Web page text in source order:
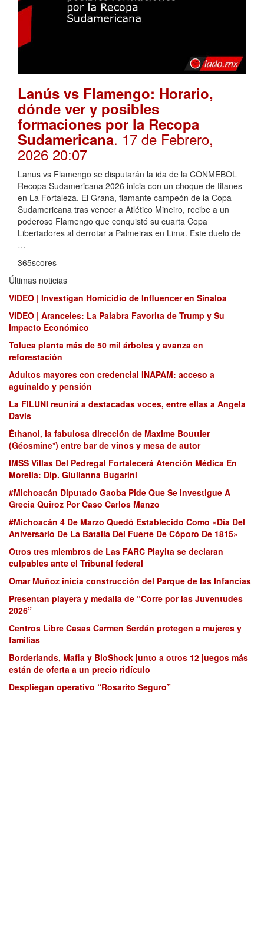
Lanús vs Flamengo: Horario,
dónde ver y posibles
formaciones por la Recopa
Sudamericana. 17 de Febrero,
2026 20:07
Lanus vs Flamengo se disputarán la ida de la CONMEBOL
Recopa Sudamericana 2026 inicia con un choque de titanes
en La Fortaleza. El Grana, flamante campeón de la Copa
Sudamericana tras vencer a Atlético Mineiro, recibe a un
poderoso Flamengo que conquistó su cuarta Copa
Libertadores al derrotar a Palmeiras en Lima. Este duelo de
…
365scores
Últimas noticias
VIDEO | Investigan Homicidio de Influencer en Sinaloa
VIDEO | Aranceles: La Palabra Favorita de Trump y Su
Impacto Económico
Toluca planta más de 50 mil árboles y avanza en
reforestación
Adultos mayores con credencial INAPAM: acceso a
aguinaldo y pensión
La FILUNI reunirá a destacadas voces, entre ellas a Angela
Davis
Éthanol, la fabulosa dirección de Maxime Bouttier
(Géosmine*) entre bar de vinos y mesa de autor
IMSS Villas Del Pedregal Fortalecerá Atención Médica En
Morelia: Dip. Giulianna Bugarini
#Michoacán Diputado Gaoba Pide Que Se Investigue A
Grecia Quiroz Por Caso Carlos Manzo
#Michoacán 4 De Marzo Quedó Establecido Como «Día Del
Aniversario De La Batalla Del Fuerte De Cóporo De 1815»
Otros tres miembros de Las FARC Playita se declaran
culpables ante el Tribunal federal
Omar Muñoz inicia construcción del Parque de las Infancias
Presentan playera y medalla de “Corre por las Juventudes
2026”
Centros Libre Casas Carmen Serdán protegen a mujeres y
familias
Borderlands, Mafia y BioShock junto a otros 12 juegos más
están de oferta a un precio ridículo
Despliegan operativo “Rosarito Seguro”